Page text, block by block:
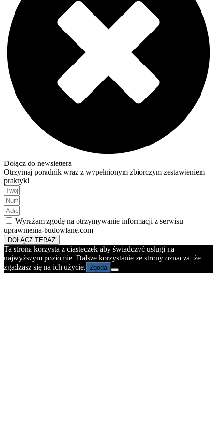
Dołącz do newslettera
Otrzymaj poradnik wraz z wypełnionym zbiorczym zestawieniem
praktyk!
Wyrażam zgodę na otrzymywanie informacji z serwisu
uprawnienia-budowlane.com
DOŁĄCZ TERAZ
Ta strona korzysta z ciasteczek aby świadczyć usługi na
najwyższym poziomie. Dalsze korzystanie ze strony oznacza, że
zgadzasz się na ich użycie. Zgoda